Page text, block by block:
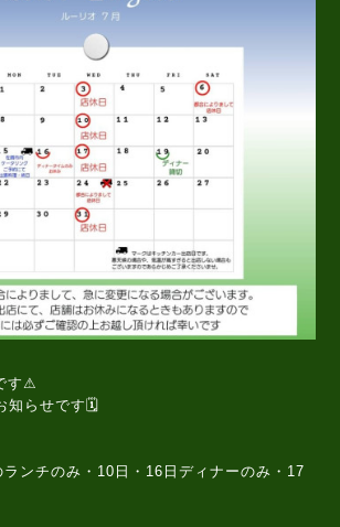
す⚠
知らせです🗓️
ランチのみ・10日・16日ディナーのみ・17